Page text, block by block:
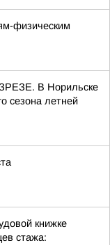
физическим
В Норильске
сезона летней
книжке
стажа: